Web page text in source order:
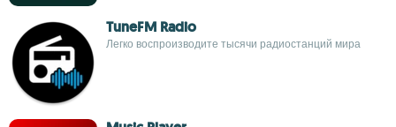
TuneFM Radio
Легко воспроизводите тысячи радиостанций мира